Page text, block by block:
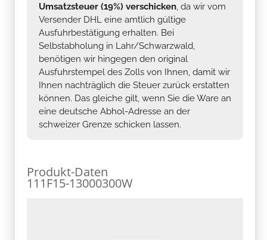
Umsatzsteuer (19%) verschicken, da wir vom
Versender DHL eine amtlich gültige
Ausfuhrbestätigung erhalten. Bei
Selbstabholung in Lahr/Schwarzwald,
benötigen wir hingegen den original
Ausfuhrstempel des Zolls von Ihnen, damit wir
Ihnen nachträglich die Steuer zurück erstatten
können. Das gleiche gilt, wenn Sie die Ware an
eine deutsche Abhol-Adresse an der
schweizer Grenze schicken lassen.
Produkt-Daten
111F15-13000300W